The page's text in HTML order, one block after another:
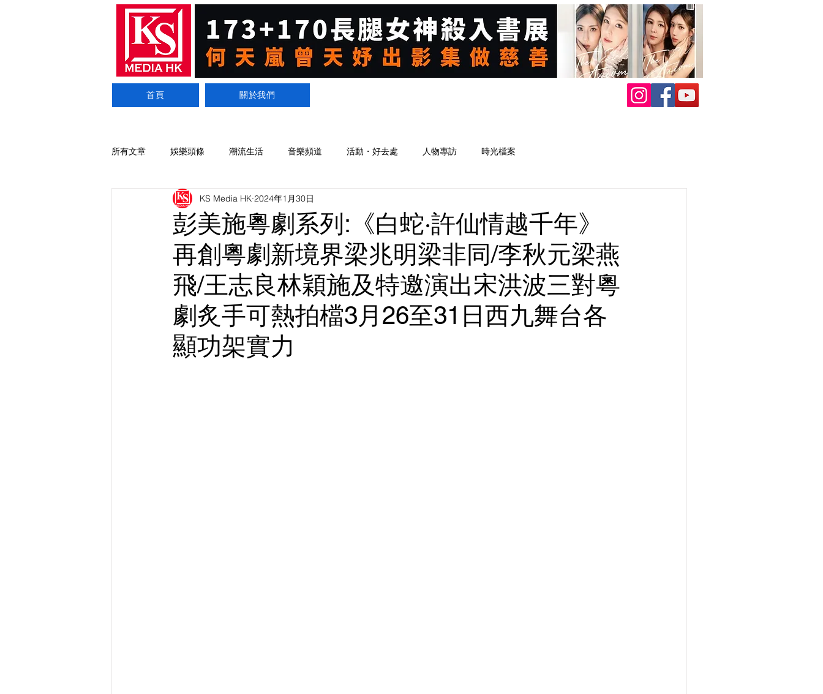
首頁 關於我們
所有文章 娛樂頭條 潮流生活 音樂頻道 活動・好去處 人物專訪 時光檔案
彭美施粵劇系列:《白蛇∙許仙情越千年》
再創粵劇新境界梁兆明梁非同/李秋元梁燕
飛/王志良林穎施及特邀演出宋洪波三對粵
劇炙手可熱拍檔3月26至31日西九舞台各
顯功架實力
KS Media HK 2024年1月30日